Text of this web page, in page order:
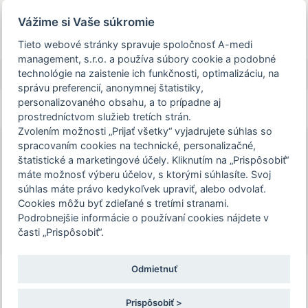
Prezeráte si stránku archivovaného a už
uskutočneného podujatia.
person_off
Toggle
navigation
Podujatie Neurorádiologický deň je určené
len pre zdravotníckych pracovníkov. Pre
pokračovanie na stránku podujatia,
potvrďte prosím, že ste zdravotníckym
pracovníkom, alebo zvoľte možnosť
"Nepokračovať na stránku podujatia".
Neurorádiologický deň
16. – 17. 11. 2025 | Wellness Hotel Chopok
Demänovská Dolina 20, 031 01 Demänovská
Dolina
INFORMOVAŤ KOLEGU
Vážime si Vaše súkromie
Tieto webové stránky spravuje spoločnosť A-medi
management, s.r.o. a používa súbory cookie a podobné
technológie na zaistenie ich funkčnosti, optimalizáciu, na
správu preferencií, anonymnej štatistiky,
personalizovaného obsahu, a to prípadne aj
prostredníctvom služieb tretích strán.
Zvolením možnosti „Prijať všetky“ vyjadrujete súhlas so
spracovaním cookies na technické, personalizačné,
štatistické a marketingové účely. Kliknutím na „Prispôsobiť“
máte možnosť výberu účelov, s ktorými súhlasíte. Svoj
súhlas máte právo kedykoľvek upraviť, alebo odvolať.
Cookies môžu byť zdieľané s tretími stranami.
Podrobnejšie informácie o používaní cookies nájdete v
časti „Prispôsobiť“.
Odmietnuť
Prispôsobiť >